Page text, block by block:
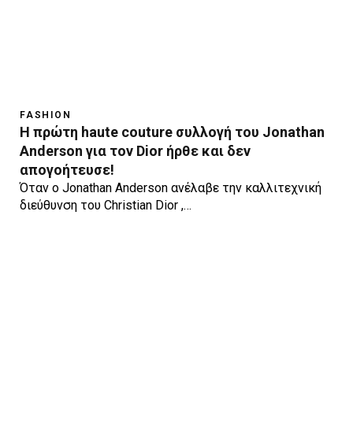
FASHION
H πρώτη haute couture συλλογή του Jonathan
Anderson για τον Dior ήρθε και δεν
απογοήτευσε!
Όταν ο Jonathan Anderson ανέλαβε την καλλιτεχνική
διεύθυνση του Christian Dior ,…